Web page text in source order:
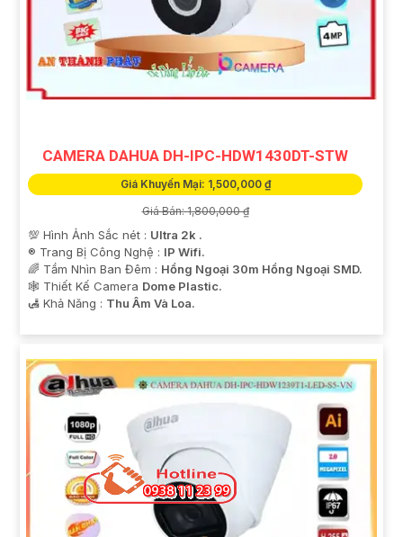
CAMERA DAHUA DH-IPC-HDW1430DT-STW
Giá Khuyến Mại: 1,500,000 ₫
Giá Bán: 1,800,000 ₫
💯 Hình Ảnh Sắc nét : Ultra 2k .
®️ Trang Bị Công Nghệ : IP Wifi.
🌈 Tầm Nhìn Ban Đêm : Hồng Ngoại 30m Hồng Ngoại SMD.
🕸️ Thiết Kế Camera Dome Plastic.
️🛃 Khả Năng : Thu Âm Và Loa.